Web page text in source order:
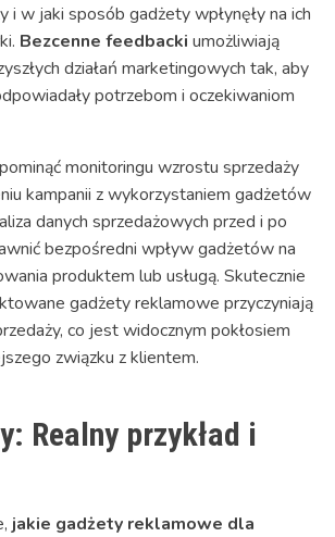
i w jaki sposób gadżety wpłynęły na ich
Bezcenne feedbacki umożliwiają
działań marketingowych tak, aby
potrzebom i oczekiwaniom
monitoringu wzrostu sprzedaży
kampanii z wykorzystaniem gadżetów
danych sprzedażowych przed i po
bezpośredni wpływ gadżetów na
produktem lub usługą. Skutecznie
gadżety reklamowe przyczyniają
co jest widocznym pokłosiem
związku z klientem.
Realny przykład i
jakie gadżety reklamowe dla